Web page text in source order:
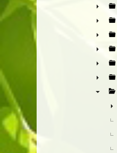
►
►
►
►
►
►
►
►